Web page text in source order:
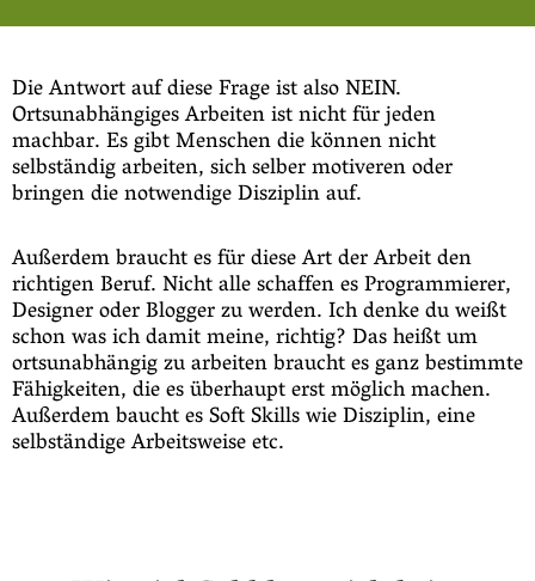
Die Antwort auf diese Frage ist also NEIN.
Ortsunabhängiges Arbeiten ist nicht für jeden
machbar. Es gibt Menschen die können nicht
selbständig arbeiten, sich selber motiveren oder
bringen die notwendige Disziplin auf.
Außerdem braucht es für diese Art der Arbeit den
richtigen Beruf. Nicht alle schaffen es Programmierer,
Designer oder Blogger zu werden. Ich denke du weißt
schon was ich damit meine, richtig? Das heißt um
ortsunabhängig zu arbeiten braucht es ganz bestimmte
Fähigkeiten, die es überhaupt erst möglich machen.
Außerdem baucht es Soft Skills wie Disziplin, eine
selbständige Arbeitsweise etc.